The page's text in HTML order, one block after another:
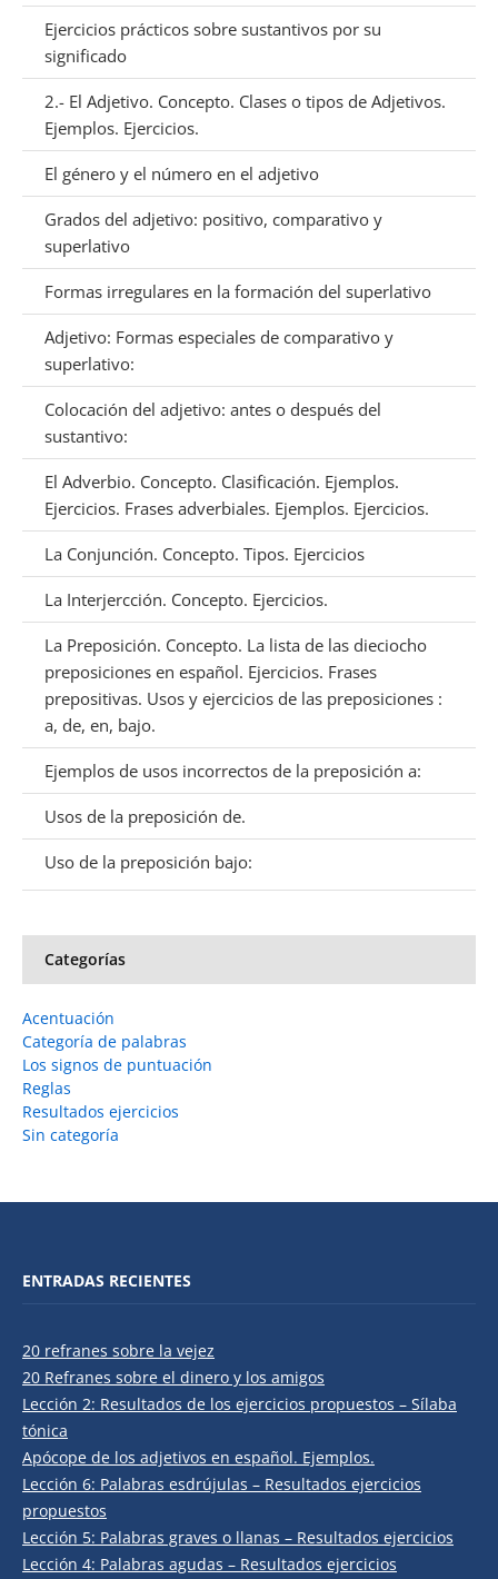
Ejercicios prácticos sobre sustantivos por su
significado
2.- El Adjetivo. Concepto. Clases o tipos de Adjetivos.
Ejemplos. Ejercicios.
El género y el número en el adjetivo
Grados del adjetivo: positivo, comparativo y
superlativo
Formas irregulares en la formación del superlativo
Adjetivo: Formas especiales de comparativo y
superlativo:
Colocación del adjetivo: antes o después del
sustantivo:
El Adverbio. Concepto. Clasificación. Ejemplos.
Ejercicios. Frases adverbiales. Ejemplos. Ejercicios.
La Conjunción. Concepto. Tipos. Ejercicios
La Interjercción. Concepto. Ejercicios.
La Preposición. Concepto. La lista de las dieciocho
preposiciones en español. Ejercicios. Frases
prepositivas. Usos y ejercicios de las preposiciones :
a, de, en, bajo.
Ejemplos de usos incorrectos de la preposición a:
Usos de la preposición de.
Uso de la preposición bajo:
Categorías
Acentuación
Categoría de palabras
Los signos de puntuación
Reglas
Resultados ejercicios
Sin categoría
ENTRADAS RECIENTES
20 refranes sobre la vejez
20 Refranes sobre el dinero y los amigos
Lección 2: Resultados de los ejercicios propuestos – Sílaba
tónica
Apócope de los adjetivos en español. Ejemplos.
Lección 6: Palabras esdrújulas – Resultados ejercicios
propuestos
Lección 5: Palabras graves o llanas – Resultados ejercicios
Lección 4: Palabras agudas – Resultados ejercicios